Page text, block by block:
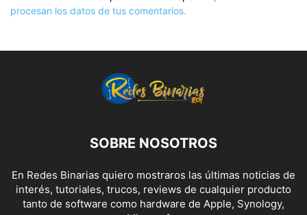
procesan los datos de tus comentarios.
SOBRE NOSOTROS
En Redes Binarias quiero mostraros las últimas noticias de
interés, tutoriales, trucos, reviews de cualquier producto
tanto de software como hardware de Apple, Synology,